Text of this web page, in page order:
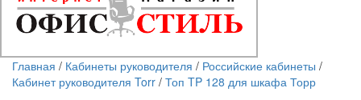
Главная / Кабинеты руководителя / Российские кабинеты /
Кабинет руководителя Torr / Топ TP 128 для шкафа Торр